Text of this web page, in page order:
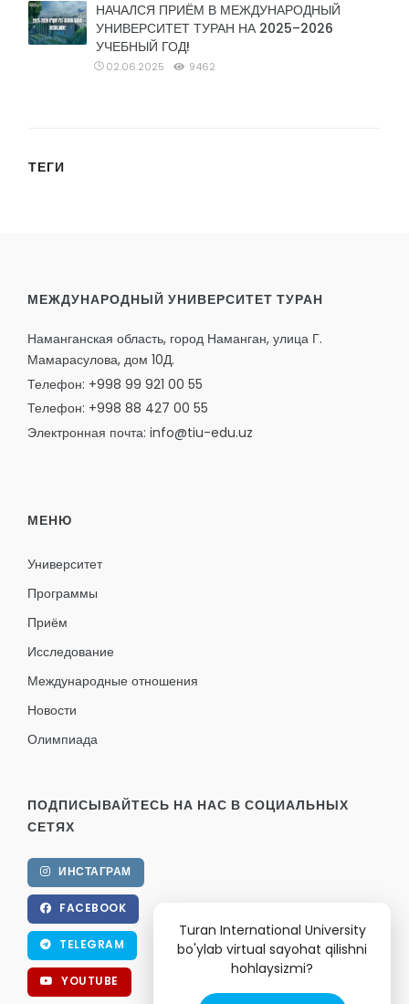
НАЧАЛСЯ ПРИЁМ В МЕЖДУНАРОДНЫЙ
УНИВЕРСИТЕТ ТУРАН НА 2025–2026
УЧЕБНЫЙ ГОД!
02.06.2025 9462
ТЕГИ
МЕЖДУНАРОДНЫЙ УНИВЕРСИТЕТ ТУРАН
Наманганская область, город Наманган, улица Г.
Мамарасулова, дом 10Д.
Телефон: +998 99 921 00 55
Телефон: +998 88 427 00 55
Электронная почта: info@tiu-edu.uz
МЕНЮ
Университет
Программы
Приём
Исследование
Международные отношения
Новости
Олимпиада
ПОДПИСЫВАЙТЕСЬ НА НАС В СОЦИАЛЬНЫХ
СЕТЯХ
ИНСТАГРАМ
FACEBOOK
TELEGRAM
YOUTUBE
Turan International University
bo'ylab virtual sayohat qilishni
hohlaysizmi?